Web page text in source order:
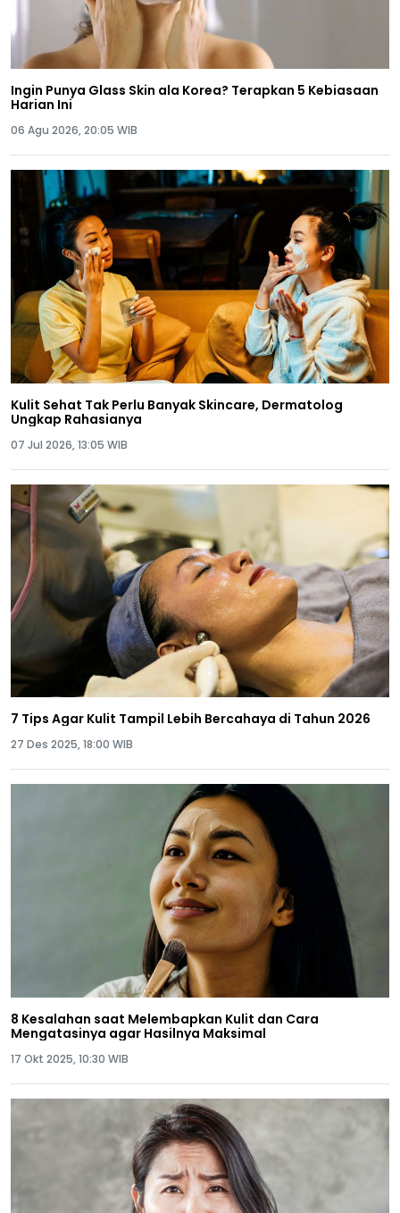
Ingin Punya Glass Skin ala Korea? Terapkan 5 Kebiasaan
Harian Ini
06 Agu 2026, 20:05 WIB
Kulit Sehat Tak Perlu Banyak Skincare, Dermatolog
Ungkap Rahasianya
07 Jul 2026, 13:05 WIB
7 Tips Agar Kulit Tampil Lebih Bercahaya di Tahun 2026
27 Des 2025, 18:00 WIB
8 Kesalahan saat Melembapkan Kulit dan Cara
Mengatasinya agar Hasilnya Maksimal
17 Okt 2025, 10:30 WIB